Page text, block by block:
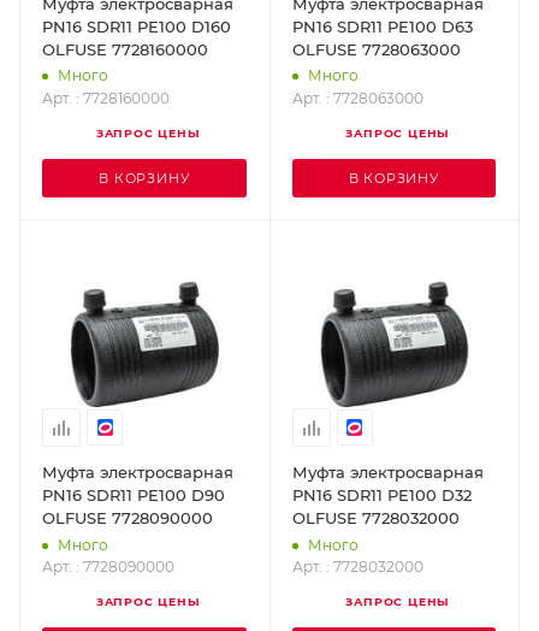
PN16 SDR11 PE100 D160
OLFUSE 7728160000
Много
Арт. : 7728160000
ЗАПРОС ЦЕНЫ
В КОРЗИНУ
PN16 SDR11 PE100 D63
OLFUSE 7728063000
Много
Арт. : 7728063000
ЗАПРОС ЦЕНЫ
В КОРЗИНУ
Муфта электросварная
PN16 SDR11 PE100 D90
OLFUSE 7728090000
Много
Арт. : 7728090000
ЗАПРОС ЦЕНЫ
Муфта электросварная
PN16 SDR11 PE100 D32
OLFUSE 7728032000
Много
Арт. : 7728032000
ЗАПРОС ЦЕНЫ